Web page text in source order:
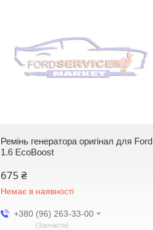
Ремінь генератора оригінал для Ford
1.6 EcoBoost
675 ₴
Немає в наявності
+380 (96) 263-33-00
Запчасти